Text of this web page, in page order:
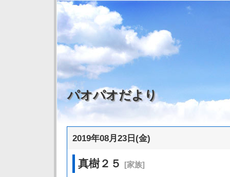
パオパオだより
2019年08月23日(金)
真樹２５ [家族]